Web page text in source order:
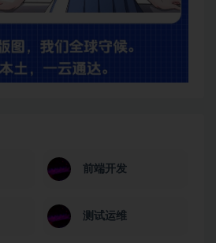
前端开发
测试运维